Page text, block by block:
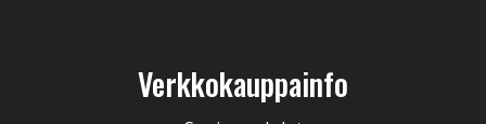
Verkkokauppainfo